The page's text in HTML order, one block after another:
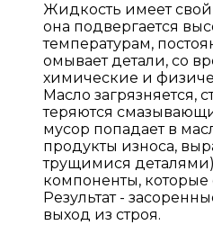
Жидкость имеет свой
она подвергается
температурам,
омывает детали, со
химические и
Масло загрязняется,
теряются
мусор попадает в
продукты износа,
трущимися
компоненты, которые
Результат -
выход из строя.